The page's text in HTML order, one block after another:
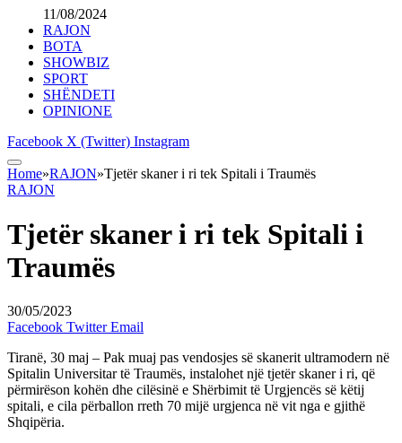
11/08/2024
RAJON
BOTA
SHOWBIZ
SPORT
SHËNDETI
OPINIONE
Facebook X (Twitter) Instagram
Home»RAJON»Tjetër skaner i ri tek Spitali i Traumës
RAJON
Tjetër skaner i ri tek Spitali i
Traumës
30/05/2023
Facebook Twitter Email
Tiranë, 30 maj – Pak muaj pas vendosjes së skanerit ultramodern në
Spitalin Universitar të Traumës, instalohet një tjetër skaner i ri, që
përmirëson kohën dhe cilësinë e Shërbimit të Urgjencës së këtij
spitali, e cila përballon rreth 70 mijë urgjenca në vit nga e gjithë
Shqipëria.